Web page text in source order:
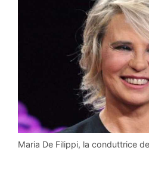
Maria De Filippi, la conduttrice